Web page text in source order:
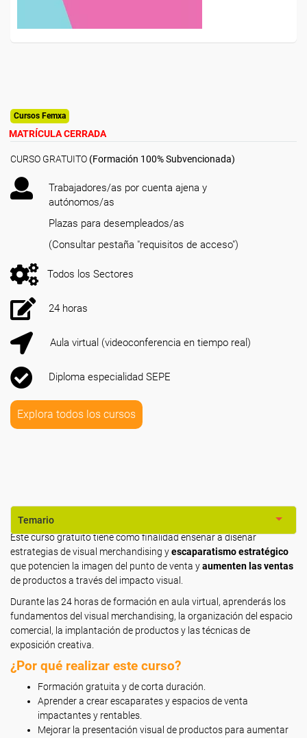
Cursos Femxa
MATRÍCULA CERRADA
CURSO GRATUITO (Formación 100% Subvencionada)
Trabajadores/as por cuenta ajena y
autónomos/as
Plazas para desempleados/as
(Consultar pestaña "requisitos de acceso")
Todos los Sectores
24 horas
Aula virtual (videoconferencia en tiempo real)
Diploma especialidad SEPE
Explora todos los cursos
Temario
Este curso gratuito tiene como finalidad enseñar a diseñar
estrategias de visual merchandising yescaparatismo estratégico
que potencien la imagen del punto de venta yaumenten las ventas
de productos a través del impacto visual.
Durante las 24 horas de formación en aula virtual, aprenderás los
fundamentos del visual merchandising, la organización del espacio
comercial, la implantación de productos y las técnicas de
exposición creativa.
¿Por qué realizar este curso?
Formación gratuita y de corta duración.
Aprender a crear escaparates y espacios de venta
impactantes y rentables.
Mejorar la presentación visual de productos para aumentar